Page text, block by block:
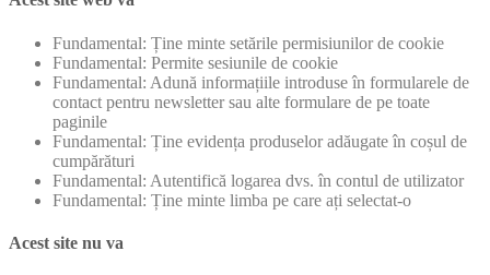
Fundamental: Ține minte setările permisiunilor de cookie
Fundamental: Permite sesiunile de cookie
Fundamental: Adună informațiile introduse în formularele de
contact pentru newsletter sau alte formulare de pe toate
paginile
Fundamental: Ține evidența produselor adăugate în coșul de
cumpărături
Fundamental: Autentifică logarea dvs. în contul de utilizator
Fundamental: Ține minte limba pe care ați selectat-o
Acest site nu va